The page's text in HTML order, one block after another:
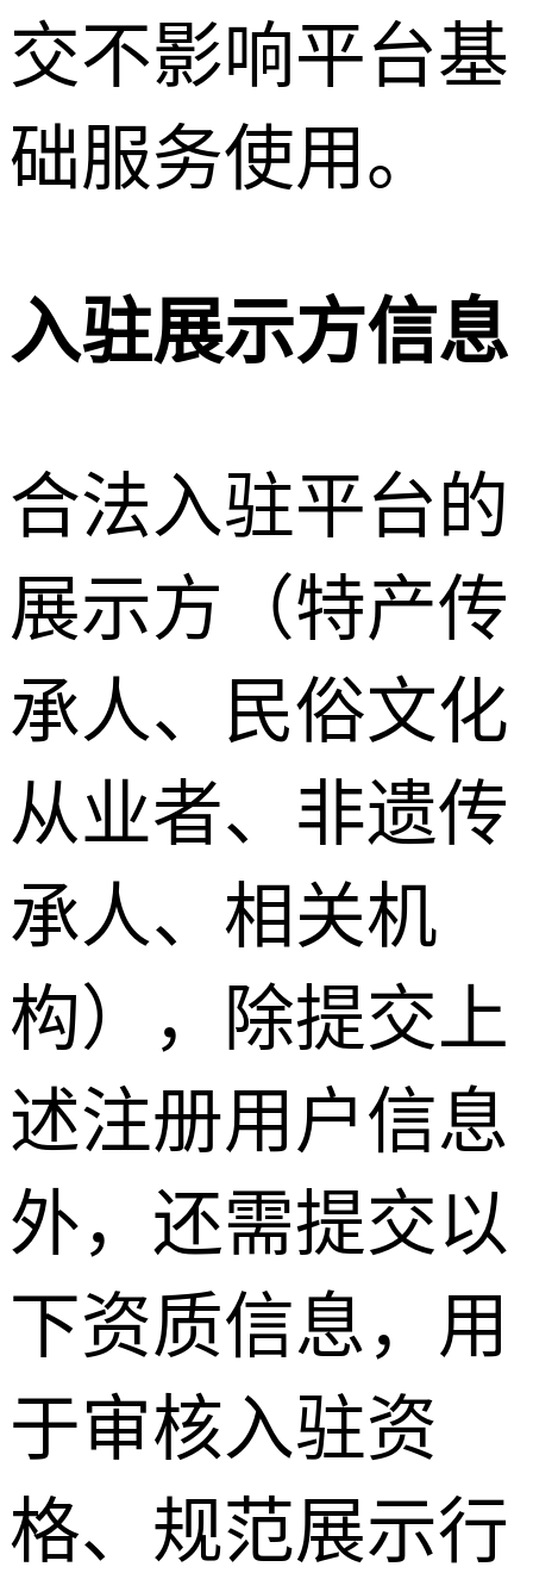
交不影响平台基
础服务使用。
入驻展示方信息
合法入驻平台的
展示方（特产传
承人、民俗文化
从业者、非遗传
承人、相关机
构），除提交上
述注册用户信息
外，还需提交以
下资质信息，用
于审核入驻资
格、规范展示行